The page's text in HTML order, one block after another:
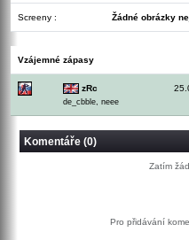
Screeny : Žádné obrázky
Vzájemné zápasy
zRc
de_cbble, neee
Komentáře (0)
Zatím
Pro přidávání